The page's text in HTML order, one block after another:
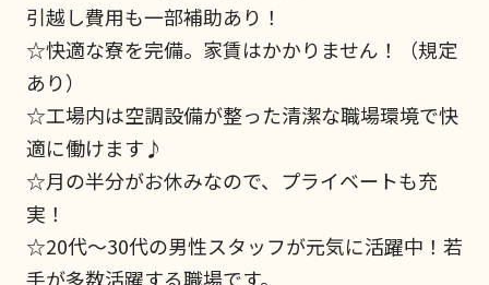
引越し費用も一部補助あり！
☆快適な寮を完備。家賃はかかりません！（規定
あり）
☆工場内は空調設備が整った清潔な職場環境で快
適に働けます♪
☆月の半分がお休みなので、プライベートも充
実！
☆20代〜30代の男性スタッフが元気に活躍中！若
手が多数活躍する職場です。